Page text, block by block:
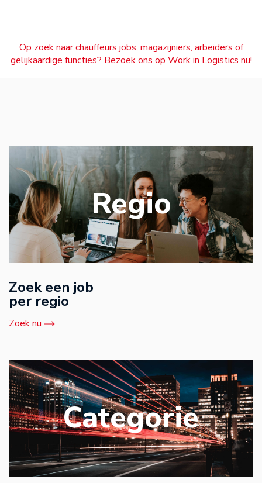
Op zoek naar chauffeurs jobs, magazijniers, arbeiders of
gelijkaardige functies? Bezoek ons op Work in Logistics nu!
Regio
Zoek een job
per regio
Zoek nu
Categorie